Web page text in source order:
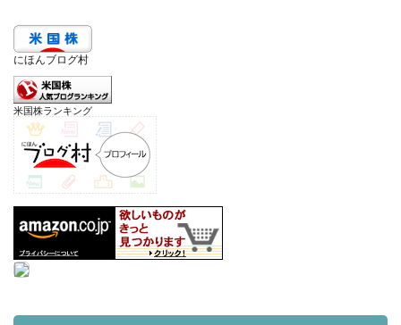
にほんブログ村
米国株ランキング